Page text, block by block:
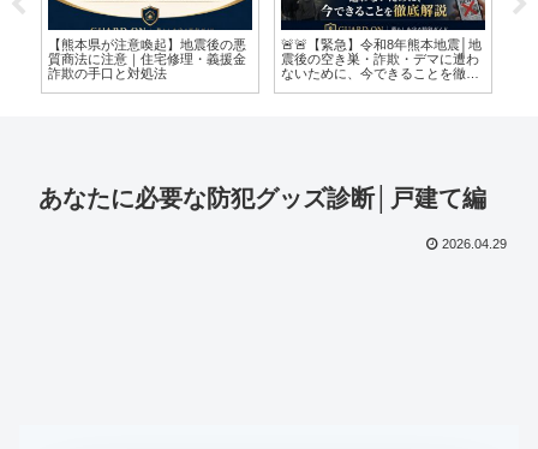
【熊本県が注意喚起】地震後の悪
質商法に注意｜住宅修理・義援金
詐欺の手口と対処法
🚨🚨【緊急】令和8年熊本地震│地
震後の空き巣・詐欺・デマに遭わ
ないために、今できることを徹底
あなたに必要な防犯グッズ診断│戸建て編
2026.04.29